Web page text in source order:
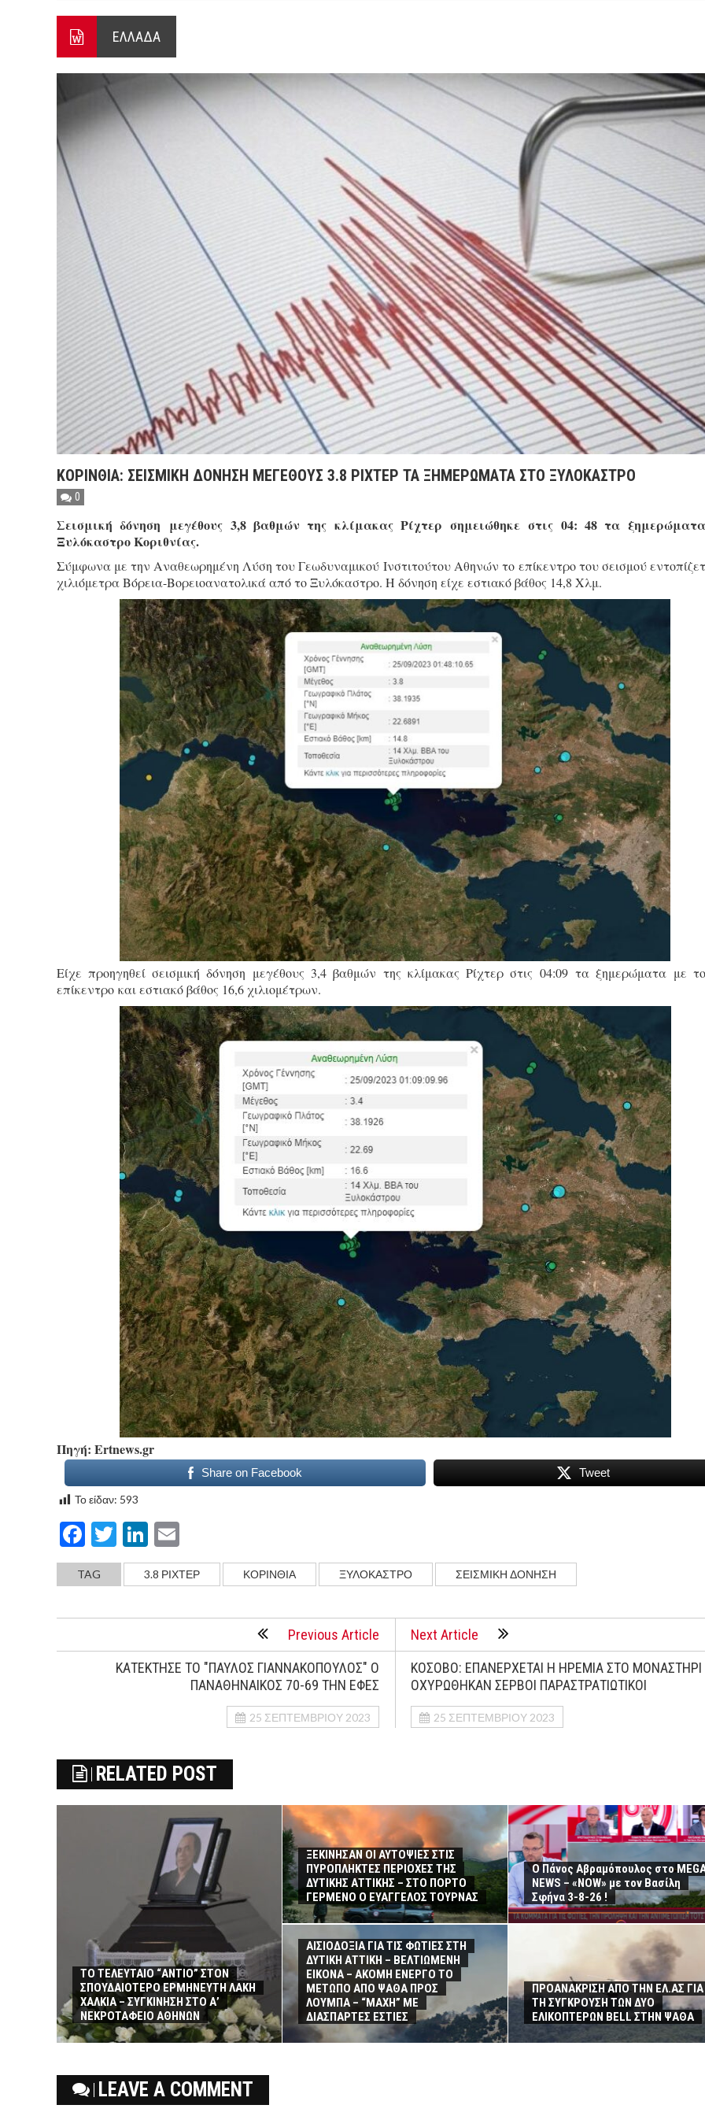
ΕΛΛΑΔΑ
ΚΟΡΙΝΘΙΑ: ΣΕΙΣΜΙΚΗ ΔΟΝΗΣΗ ΜΕΓΕΘΟΥΣ 3.8 ΡΙΧΤΕΡ ΤΑ ΞΗΜΕΡΩΜΑΤΑ ΣΤΟ ΞΥΛΟΚΑΣΤΡΟ
0
Σεισμική δόνηση μεγέθους 3,8 βαθμών της κλίμακας Ρίχτερ σημειώθηκε στις 04: 48 τα
Ξυλόκαστρο Κοριθνίας.
Σύμφωνα με την Αναθεωρημένη Λύση του Γεωδυναμικού Ινστιτούτου Αθηνών το επίκεντρο του σεισμού
χιλιόμετρα Βόρεια-Βορειοανατολικά από το Ξυλόκαστρο. Η δόνηση είχε εστιακό βάθος 14,8 Χλμ.
Είχε προηγηθεί σεισμική δόνηση μεγέθους 3,4 βαθμών της κλίμακας Ρίχτερ στις 04:09 τα ξημερώματα με
επίκεντρο και εστιακό βάθος 16,6 χιλιομέτρων.
Πηγή: Εrtnews.gr
Share on Facebook
Tweet
Το είδαν: 593
Facebook
TwitterLinkedIn
TAG 3.8 ΡΙΧΤΕΡ ΚΟΡΙΝΘΙΑ ΞΥΛΟΚΑΣΤΡΟ ΣΕΙΣΜΙΚΗ ΔΟΝΗΣΗ
Previous Article
ΚΑΤΕΚΤΗΣΕ ΤΟ "ΠΑΥΛΟΣ ΓΙΑΝΝΑΚΟΠΟΥΛΟΣ" Ο
ΠΑΝΑΘΗΝΑΙΚΟΣ 70-69 ΤΗΝ ΕΦΕΣ
25 ΣΕΠΤΕΜΒΡΊΟΥ 2023
Next Article
ΚΟΣΟΒΟ: ΕΠΑΝΕΡΧΕΤΑΙ Η ΗΡΕΜΙΑ ΣΤΟ
ΟΧΥΡΩΘΗΚΑΝ ΣΕΡΒΟΙ ΠΑΡΑΣΤΡΑΤΙΩΤΙΚΟΙ
25 ΣΕΠΤΕΜΒΡΊΟΥ 2023
RELATED POST
ΤΟ ΤΕΛΕΥΤΑΙΟ “ΑΝΤΙΟ” ΣΤΟΝ
ΣΠΟΥΔΑΙΟΤΕΡΟ ΕΡΜΗΝΕΥΤΗ ΛΑΚΗ
ΧΑΛΚΙΑ – ΣΥΓΚΙΝΗΣΗ ΣΤΟ Α’
ΝΕΚΡΟΤΑΦΕΙΟ ΑΘΗΝΩΝ
ΞΕΚΙΝΗΣΑΝ ΟΙ ΑΥΤΟΨΙΕΣ ΣΤΙΣ
ΠΥΡΟΠΛΗΚΤΕΣ ΠΕΡΙΟΧΕΣ ΤΗΣ
ΔΥΤΙΚΗΣ ΑΤΤΙΚΗΣ – ΣΤΟ ΠΟΡΤΟ
ΓΕΡΜΕΝΟ Ο ΕΥΑΓΓΕΛΟΣ ΤΟΥΡΝΑΣ
Ο Πάνος Αβραμόπουλος στο
NEWS – «NOW» με τον Βασίλη
Σφήνα 3-8-26 !
ΑΙΣΙΟΔΟΞΙΑ ΓΙΑ ΤΙΣ ΦΩΤΙΕΣ ΣΤΗ
ΔΥΤΙΚΗ ΑΤΤΙΚΗ – ΒΕΛΤΙΩΜΕΝΗ
ΕΙΚΟΝΑ – ΑΚΟΜΗ ΕΝΕΡΓΟ ΤΟ
ΜΕΤΩΠΟ ΑΠΟ ΨΑΘΑ ΠΡΟΣ
ΛΟΥΜΠΑ – “ΜΑΧΗ” ΜΕ
ΔΙΑΣΠΑΡΤΕΣ ΕΣΤΙΕΣ
ΠΡΟΑΝΑΚΡΙΣΗ ΑΠΟ ΤΗΝ ΕΛ.ΑΣ ΓΙΑ
ΤΗ ΣΥΓΚΡΟΥΣΗ ΤΩΝ ΔΥΟ
ΕΛΙΚΟΠΤΕΡΩΝ BELL ΣΤΗΝ ΨΑΘΑ
LEAVE A COMMENT